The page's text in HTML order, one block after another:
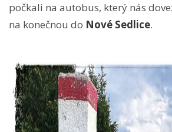
počkali na autobus, který nás
na konečnou do Nové Sedlice.